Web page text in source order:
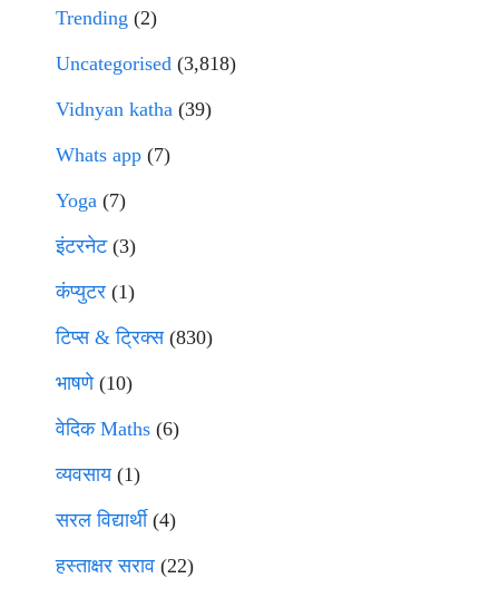
Trending (2)
Uncategorised (3,818)
Vidnyan katha (39)
Whats app (7)
Yoga (7)
इंटरनेट(3)
कंप्युटर (1)
टिप्स & ट्रिक्स(830)
भाषणे(10)
वेदिक Maths (6)
व्यवसाय(1)
सरल विद्यार्थी(4)
हस्ताक्षर सराव (22)